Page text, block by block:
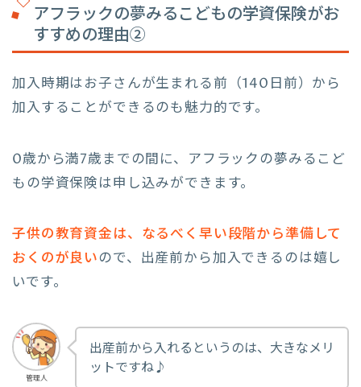
アフラックの夢みるこどもの学資保険がお
すすめの理由②
加入時期はお子さんが生まれる前（140日前）から
加入することができるのも魅力的です。
0歳から満7歳までの間に、アフラックの夢みるこど
もの学資保険は申し込みができます。
子供の教育資金は、なるべく早い段階から準備して
おくのが良いので、出産前から加入できるのは嬉し
いです。
管理人
出産前から入れるというのは、大きなメリ
ットですね♪